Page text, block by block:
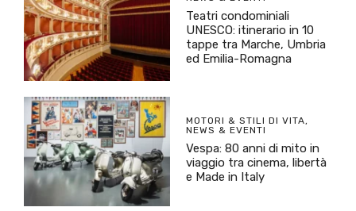
Teatri condominiali
UNESCO: itinerario in 10
tappe tra Marche, Umbria
ed Emilia-Romagna
MOTORI & STILI DI VITA,
NEWS & EVENTI
Vespa: 80 anni di mito in
viaggio tra cinema, libertà
e Made in Italy